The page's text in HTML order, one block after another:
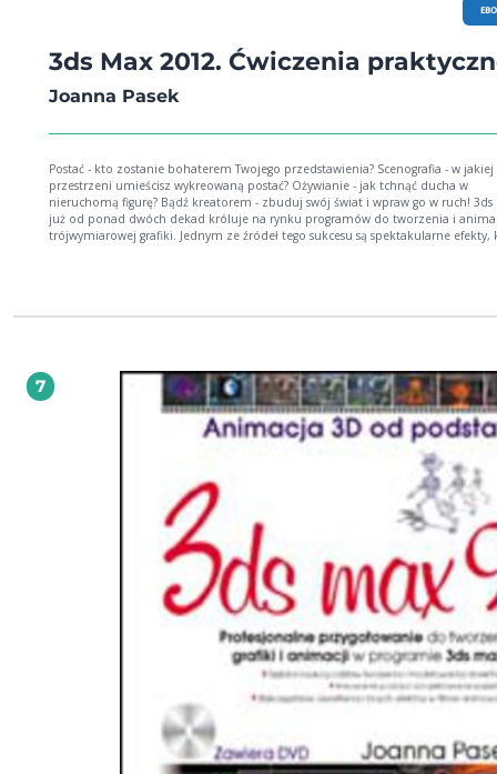
3ds Max 2012. Ćwiczenia
Joanna Pasek
Postać - kto zostanie bohaterem Twojego przedstawienia? Scenografia - w jakiej
przestrzeni umieścisz wykreowaną postać? Ożywianie - jak tchnąć ducha w
nieruchomą figurę? Bądź kreatorem - zbuduj swój świat i wpraw go w ruch! 3ds Max
już od ponad dwóch dekad króluje na rynku programów do tworzenia i
trójwymiarowej grafiki. Jednym ze źródeł tego sukcesu są spektakularne efekty,
"3ds Max 2012. Ćwiczenia praktyczne" ułatwi Ci wejście w świat
prostych brył kompletnej postaci i nadanie jej rozmaitych atrybutów, a także
opracowanie szkieletu umożliwiającego wprawienie jej w ruch. Ponadto
jak przygotować wnętrze, w którym będzie poruszała się Twoja postać.
etapem jest jej ożywienie, czyli zaplanowanie jej działań. Poczuj się stwórcą i
modelowanie postaci, budowanie sceny, skóra i szkielet, czyli jak przygotować
do animacji, animacja. Baw się i zachwycaj animacjami w trójwymiarze!
7